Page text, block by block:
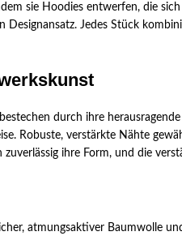
sie Hoodies entwerfen, die
Designansatz. Jedes Stück
durch ihre
Robuste, verstärkte Nähte
ihre Form, und die
atmungsaktiver Baumwolle